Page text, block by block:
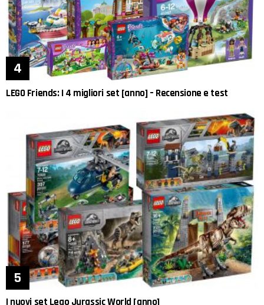
LEGO Friends: I 4 migliori set [anno] – Recensione e test
I nuovi set Lego Jurassic World [anno]